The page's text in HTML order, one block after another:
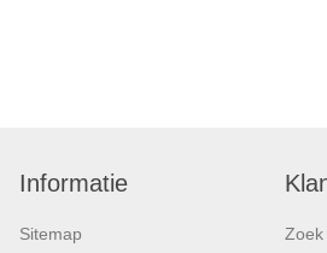
Informatie
Sitemap Zoek